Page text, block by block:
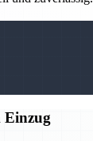
Einzug